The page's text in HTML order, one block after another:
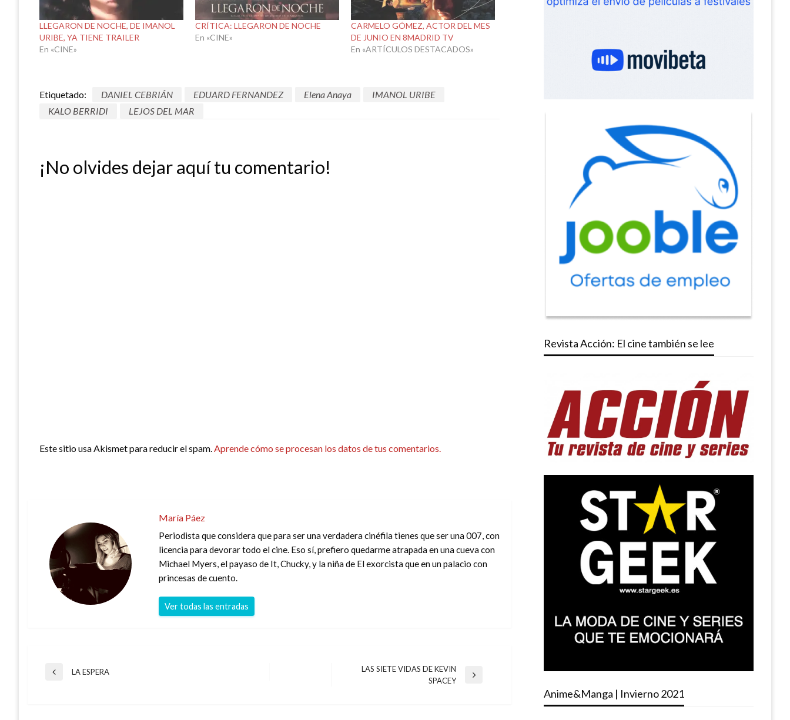
LLEGARON DE NOCHE, DE IMANOL
URIBE, YA TIENE TRAILER
En «CINE»
CRÍTICA: LLEGARON DE NOCHE
En «CINE»
CARMELO GÓMEZ, ACTOR DEL MES
DE JUNIO EN 8MADRID TV
En «ARTÍCULOS DESTACADOS»
Etiquetado: DANIEL CEBRIÁN EDUARD FERNANDEZ Elena Anaya
IMANOL URIBE
KALO BERRIDI
LEJOS DEL MAR
¡No olvides dejar aquí tu comentario!
Este sitio usa Akismet para reducir el spam.Aprende cómo se procesan los datos de tus comentarios.
María Páez
Periodista que considera que para ser una verdadera cinéfila tienes que ser una 007, con
licencia para devorar todo el cine. Eso sí, prefiero quedarme atrapada en una cueva con
Michael Myers, el payaso de It, Chucky, y la niña de El exorcista que en un palacio con
princesas de cuento.
Ver todas las entradas
Navegación
Entrada
LA ESPERA
LAS SIETE VIDAS DE KEVIN
SPACEY
Revista Acción: El cine también se lee
Anime&Manga | Invierno 2021